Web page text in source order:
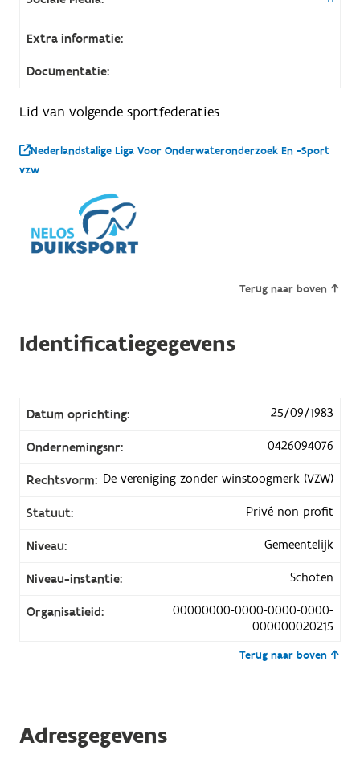
Extra informatie:
Documentatie:
Lid van volgende sportfederaties
Nederlandstalige Liga Voor Onderwateronderzoek En -Sport
vzw
Terug naar boven
Identificatiegegevens
Datum oprichting: 25/09/1983
Ondernemingsnr: 0426094076
Rechtsvorm: De vereniging zonder winstoogmerk (VZW)
Statuut: Privé non-profit
Niveau: Gemeentelijk
Niveau-instantie: Schoten
Organisatieid:
00000000-0000-0000-0000-
000000020215
Terug naar boven
Adresgegevens